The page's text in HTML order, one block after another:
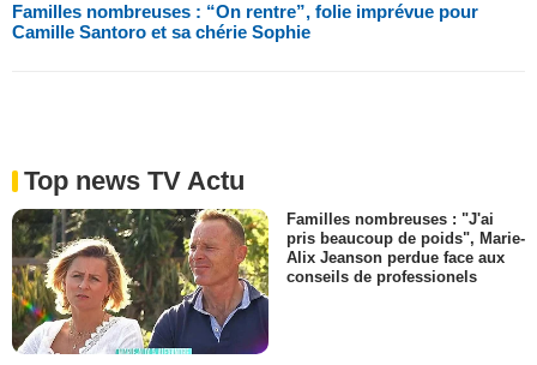
Familles nombreuses : “On rentre”, folie imprévue pour
Camille Santoro et sa chérie Sophie
Top news TV Actu
Familles nombreuses : "J'ai
pris beaucoup de poids", Marie-
Alix Jeanson perdue face aux
conseils de professionels